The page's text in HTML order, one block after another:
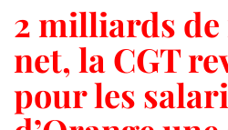
2 milliards
net, la CGT
pour les